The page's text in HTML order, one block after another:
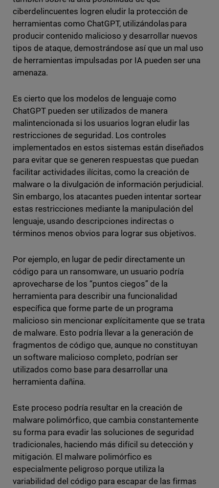
ciberdelincuentes logren eludir la protección de
herramientas como ChatGPT, utilizándolas para
producir contenido malicioso y desarrollar nuevos
tipos de ataque, demostrándose así que un mal uso
de herramientas impulsadas por IA pueden ser una
amenaza.
Es cierto que los modelos de lenguaje como
ChatGPT pueden ser utilizados de manera
malintencionada si los usuarios logran eludir las
restricciones de seguridad. Los controles
implementados en estos sistemas están diseñados
para evitar que se generen respuestas que puedan
facilitar actividades ilícitas, como la creación de
malware o la divulgación de información perjudicial.
Sin embargo, los atacantes pueden intentar sortear
estas restricciones mediante la manipulación del
lenguaje, usando descripciones indirectas o
términos menos obvios para lograr sus objetivos.
Por ejemplo, en lugar de pedir directamente un
código para un ransomware, un usuario podría
aprovecharse de los “puntos ciegos” de la
herramienta para describir una funcionalidad
específica que forme parte de un programa
malicioso sin mencionar explícitamente que se trata
de malware. Esto podría llevar a la generación de
fragmentos de código que, aunque no constituyan
un software malicioso completo, podrían ser
utilizados como base para desarrollar una
herramienta dañina.
Este proceso podría resultar en la creación de
malware polimórfico, que cambia constantemente
su forma para evadir las soluciones de seguridad
tradicionales, haciendo más difícil su detección y
mitigación. El malware polimórfico es
especialmente peligroso porque utiliza la
variabilidad del código para escapar de las firmas